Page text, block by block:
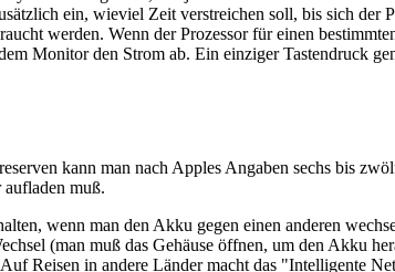
ein, wieviel Zeit verstreichen soll, bis sich der
werden. Wenn der Prozessor für einen
Monitor den Strom ab. Ein einziger Tastendruck
kann man nach Apples Angaben sechs bis
muß.
wenn man den Akku gegen einen anderen
(man muß das Gehäuse öffnen, um den Akku
Reisen in andere Länder macht das "Intelligente